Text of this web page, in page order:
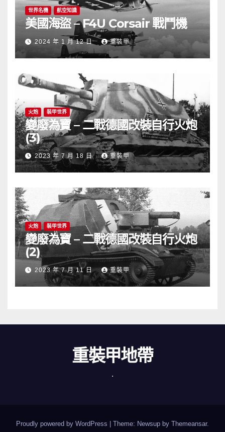
世界名機 航空知識
美國海盜 – F4U Corsair 戰鬥機
2024 年 1 月 12 日 重裝甲
火炮 裝甲世界
變廢為寶 – 二戰德國改裝自行火炮
(3)
2023 年 7 月 18 日 重裝甲
火炮 裝甲世界
變廢為寶 – 二戰德國改裝自行火炮
(2)
2023 年 7 月 11 日 重裝甲
重裝甲地帶
.
Proudly powered by WordPress Theme: Newsup by Themeansar.